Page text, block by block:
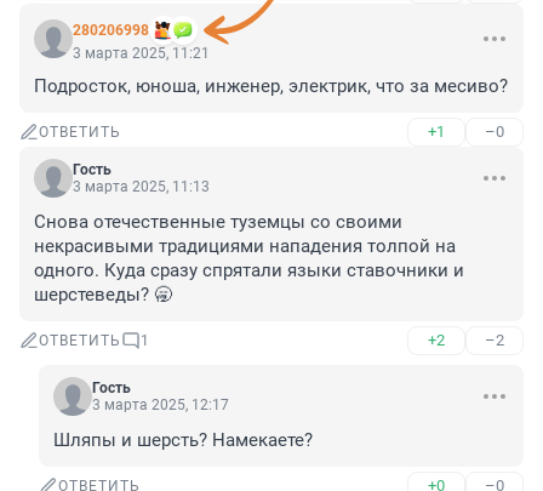
280206998
3 марта 2025, 11:21
Подросток, юноша, инженер, электрик, что за месиво?
ОТВЕТИТЬ +1 –0
Гость
3 марта 2025, 11:13
Снова отечественные туземцы со своими
некрасивыми традициями нападения толпой на
одного. Куда сразу спрятали языки ставочники и
шерстеведы? 🥱
ОТВЕТИТЬ 1 +2 –2
Гость
3 марта 2025, 12:17
Шляпы и шерсть? Намекаете?
ОТВЕТИТЬ +0 –0